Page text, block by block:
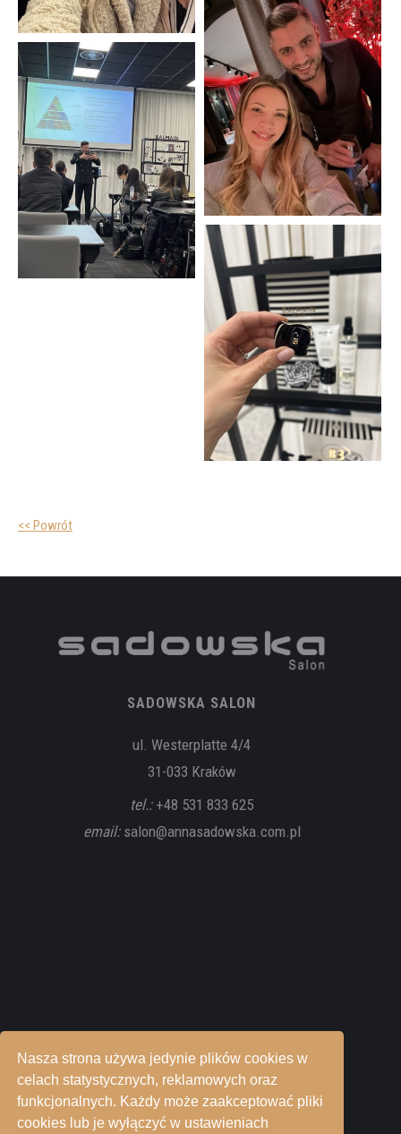
<< Powrót
SADOWSKA SALON
ul. Westerplatte 4/4
31-033 Kraków
tel.:+48 531 833 625
email:salon@annasadowska.com.pl
Nasza strona używa jedynie plików cookies w
celach statystycznych, reklamowych oraz
funkcjonalnych. Każdy może zaakceptować pliki
cookies lub je wyłączyć w ustawieniach